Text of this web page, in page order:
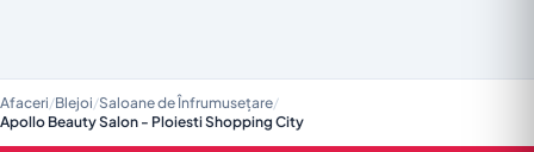
Afaceri/Blejoi/Saloane de Înfrumusețare/
Apollo Beauty Salon - Ploiesti Shopping City